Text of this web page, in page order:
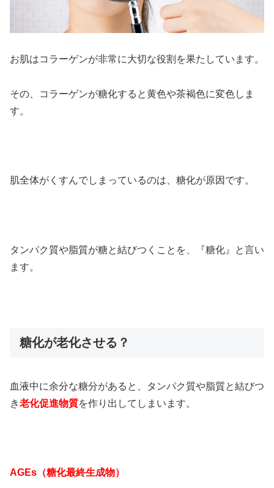
お肌はコラーゲンが非常に大切な役割を果たしています。
その、コラーゲンが糖化すると黄色や茶褐色に変色しま
す。
肌全体がくすんでしまっているのは、糖化が原因です。
タンパク質や脂質が糖と結びつくことを、『糖化』と言い
ます。
糖化が老化させる？
血液中に余分な糖分があると、タンパク質や脂質と結びつ
き老化促進物質を作り出してしまいます。
AGEs（糖化最終生成物）